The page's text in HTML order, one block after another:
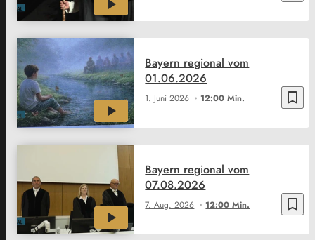
bookmark_border
1. Juni 2026 12:00 Min.
Bayern regional vom
01.06.2026
bookmark_border
7. Aug. 2026 12:00 Min.
Bayern regional vom
07.08.2026